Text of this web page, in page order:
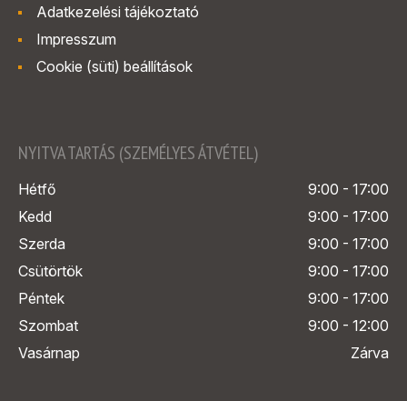
Adatkezelési tájékoztató
Impresszum
Cookie (süti) beállítások
NYITVA TARTÁS (SZEMÉLYES ÁTVÉTEL)
Hétfő
9:00 - 17:00
Kedd
9:00 - 17:00
Szerda
9:00 - 17:00
Csütörtök
9:00 - 17:00
Péntek
9:00 - 17:00
Szombat
9:00 - 12:00
Vasárnap
Zárva